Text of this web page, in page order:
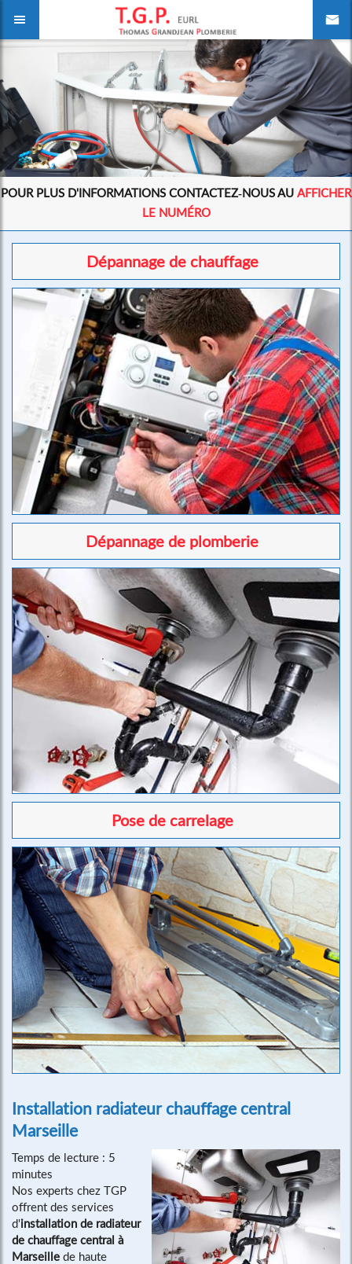
POUR PLUS D'INFORMATIONS CONTACTEZ-NOUS AU AFFICHER
LE NUMÉRO
Dépannage de chauffage
Dépannage de plomberie
Pose de carrelage
Installation radiateur chauffage central
Marseille
Temps de lecture : 5
minutes
Nos experts chez TGP
offrent des services
d'installation de radiateur
de chauffage central à
Marseille de haute